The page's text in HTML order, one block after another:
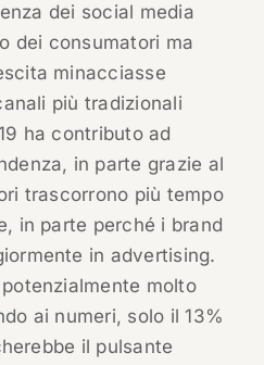
dei social media
dei consumatori ma
minacciasse
più tradizionali
ha contributo ad
in parte grazie al
trascorrono più tempo
in parte perché i brand
in advertising.
molto
ai numeri, solo il 13%
il pulsante